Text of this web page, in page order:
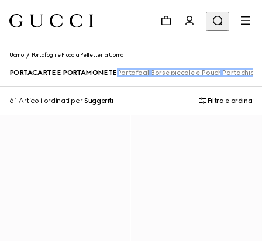
Uomo Portafogli e Piccola Pelletteria Uomo
PORTACARTE E PORTAMONETE Portafogli Borse piccole e Pouch Portachiavi
61 Articoli ordinati perSuggeriti Filtra e ordina